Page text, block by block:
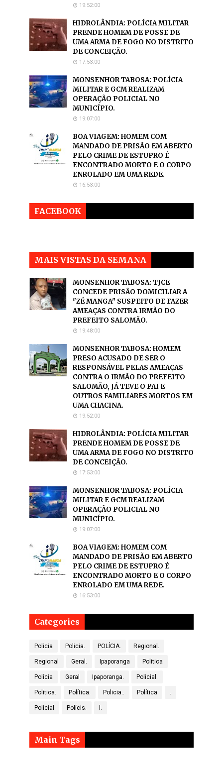
19:52:00
HIDROLÂNDIA: POLÍCIA MILITAR
PRENDE HOMEM DE POSSE DE
UMA ARMA DE FOGO NO DISTRITO
DE CONCEIÇÃO.
17:53:00
MONSENHOR TABOSA: POLÍCIA
MILITAR E GCM REALIZAM
OPERAÇÃO POLICIAL NO
MUNICÍPIO.
19:07:00
BOA VIAGEM: HOMEM COM
MANDADO DE PRISÃO EM ABERTO
PELO CRIME DE ESTUPRO É
ENCONTRADO MORTO E O CORPO
ENROLADO EM UMA REDE.
16:53:00
FACEBOOK
MAIS VISTAS DA SEMANA
MONSENHOR TABOSA: TJCE
CONCEDE PRISÃO DOMICILIAR A
"ZÉ MANGA" SUSPEITO DE FAZER
AMEAÇAS CONTRA IRMÃO DO
PREFEITO SALOMÃO.
19:48:00
MONSENHOR TABOSA: HOMEM
PRESO ACUSADO DE SER O
RESPONSÁVEL PELAS AMEAÇAS
CONTRA O IRMÃO DO PREFEITO
SALOMÃO, JÁ TEVE O PAI E
OUTROS FAMILIARES MORTOS EM
UMA CHACINA.
19:52:00
HIDROLÂNDIA: POLÍCIA MILITAR
PRENDE HOMEM DE POSSE DE
UMA ARMA DE FOGO NO DISTRITO
DE CONCEIÇÃO.
17:53:00
MONSENHOR TABOSA: POLÍCIA
MILITAR E GCM REALIZAM
OPERAÇÃO POLICIAL NO
MUNICÍPIO.
19:07:00
BOA VIAGEM: HOMEM COM
MANDADO DE PRISÃO EM ABERTO
PELO CRIME DE ESTUPRO É
ENCONTRADO MORTO E O CORPO
ENROLADO EM UMA REDE.
16:53:00
Categories
Policia Policia. POLÍCIA. Regional.
Regional Geral. Ipaporanga Politica
Polícia Geral Ipaporanga. Policial.
Politica. Política. Policia.. Política .
Policial Polícis. l.
Main Tags